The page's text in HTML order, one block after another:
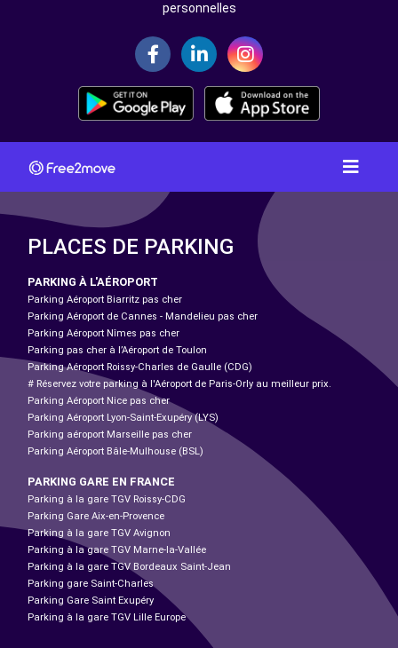
personnelles
PLACES DE PARKING
PARKING À L'AÉROPORT
Parking Aéroport Biarritz pas cher
Parking Aéroport de Cannes - Mandelieu pas cher
Parking Aéroport Nîmes pas cher
Parking pas cher à l’Aéroport de Toulon
Parking Aéroport Roissy-Charles de Gaulle (CDG)
# Réservez votre parking à l'Aéroport de Paris-Orly au meilleur prix.
Parking Aéroport Nice pas cher
Parking Aéroport Lyon-Saint-Exupéry (LYS)
Parking aéroport Marseille pas cher
Parking Aéroport Bâle-Mulhouse (BSL)
PARKING GARE EN FRANCE
Parking à la gare TGV Roissy-CDG
Parking Gare Aix-en-Provence
Parking à la gare TGV Avignon
Parking à la gare TGV Marne-la-Vallée
Parking à la gare TGV Bordeaux Saint-Jean
Parking gare Saint-Charles
Parking Gare Saint Exupéry
Parking à la gare TGV Lille Europe